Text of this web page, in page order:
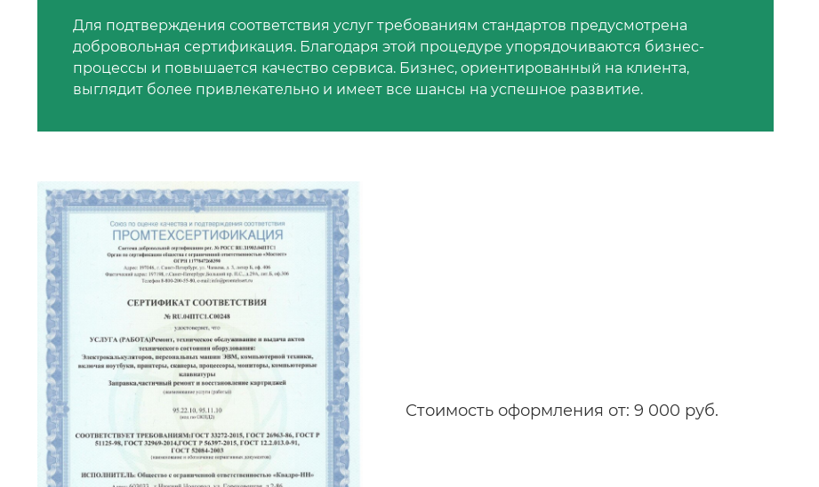
Для подтверждения соответствия услуг требованиям стандартов предусмотрена
добровольная сертификация. Благодаря этой процедуре упорядочиваются бизнес-
процессы и повышается качество сервиса. Бизнес, ориентированный на клиента,
выглядит более привлекательно и имеет все шансы на успешное развитие.
Стоимость оформления от: 9 000 руб.